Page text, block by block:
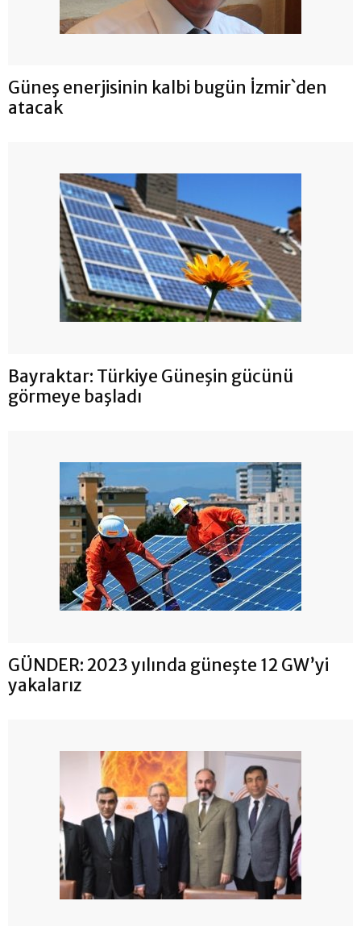
Güneş enerjisinin kalbi bugün İzmir`den
atacak
Bayraktar: Türkiye Güneşin gücünü
görmeye başladı
GÜNDER: 2023 yılında güneşte 12 GW’yi
yakalarız